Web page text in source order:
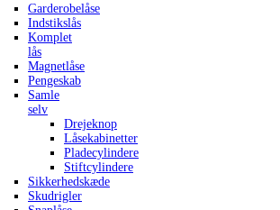
Garderobelåse
Indstikslås
Komplet
lås
Magnetlåse
Pengeskab
Samle
selv
Drejeknop
Låsekabinetter
Pladecylindere
Stiftcylindere
Sikkerhedskæde
Skudrigler